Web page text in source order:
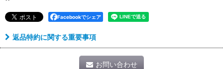
Facebookでシェア
返品特約に関する重要事項
お問い合わせ